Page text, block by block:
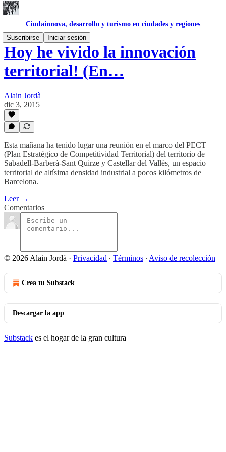
Ciudainnova, desarrollo y turismo en ciudades y regiones
Suscribirse
Iniciar sesión
Hoy he vivido la innovación
territorial! (En…
Alain Jordà
dic 3, 2015
Esta mañana ha tenido lugar una reunión en el marco del PECT
(Plan Estratégico de Competitividad Territorial) del territorio de
Sabadell-Barberà-Sant Quirze y Castellar del Vallès, un espacio
territorial de altísima densidad industrial a pocos kilómetros de
Barcelona.
Leer →
Comentarios
© 2026 Alain Jordà · Privacidad ∙ Términos ∙ Aviso de recolección
Crea tu Substack
Descargar la app
Substack es el hogar de la gran cultura